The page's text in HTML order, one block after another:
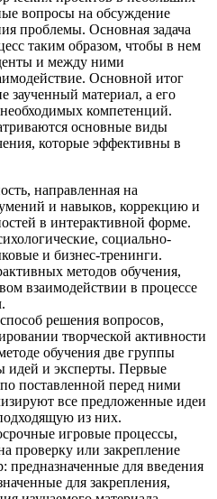
вопросы на обсуждение
проблемы. Основная задача
таким образом, чтобы в нем
и между ними
Основной итог
заученный материал, а его
компетенций.
основные виды
которые эффективны в
направленная на
и навыков, коррекцию и
в интерактивной форме.
социально-
и бизнес-тренинги.
методов обучения,
взаимодействии в процессе
решения вопросов,
творческой активности
обучения две группы
идей и эксперты. Первые
поставленной перед ними
все предложенные идеи
из них.
игровые процессы,
проверку или закрепление
для введения
для закрепления,